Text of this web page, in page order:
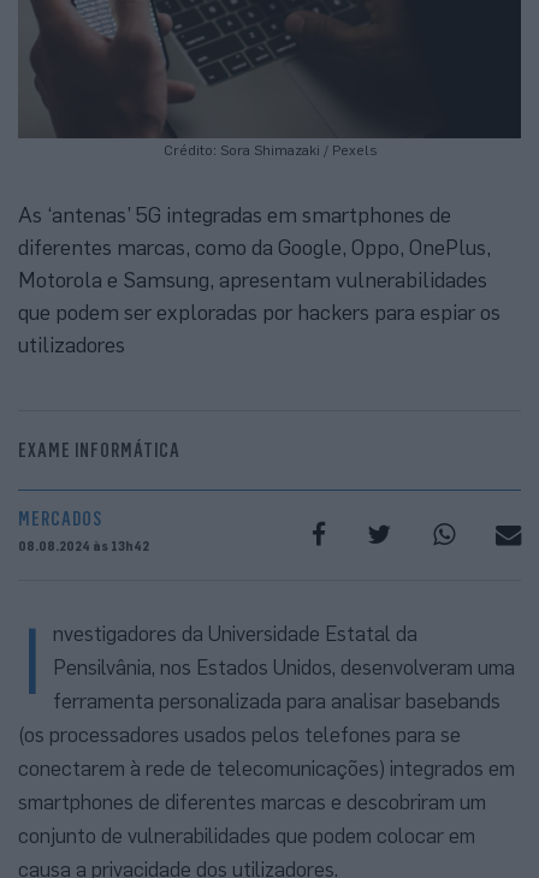
Crédito: Sora Shimazaki / Pexels
As ‘antenas’ 5G integradas em smartphones de
diferentes marcas, como da Google, Oppo, OnePlus,
Motorola e Samsung, apresentam vulnerabilidades
que podem ser exploradas por hackers para espiar os
utilizadores
EXAME INFORMÁTICA
MERCADOS
08.08.2024 às 13h42
I
nvestigadores da Universidade Estatal da
Pensilvânia, nos Estados Unidos, desenvolveram uma
ferramenta personalizada para analisar basebands
(os processadores usados pelos telefones para se
conectarem à rede de telecomunicações) integrados em
smartphones de diferentes marcas e descobriram um
conjunto de vulnerabilidades que podem colocar em
causa a privacidade dos utilizadores.